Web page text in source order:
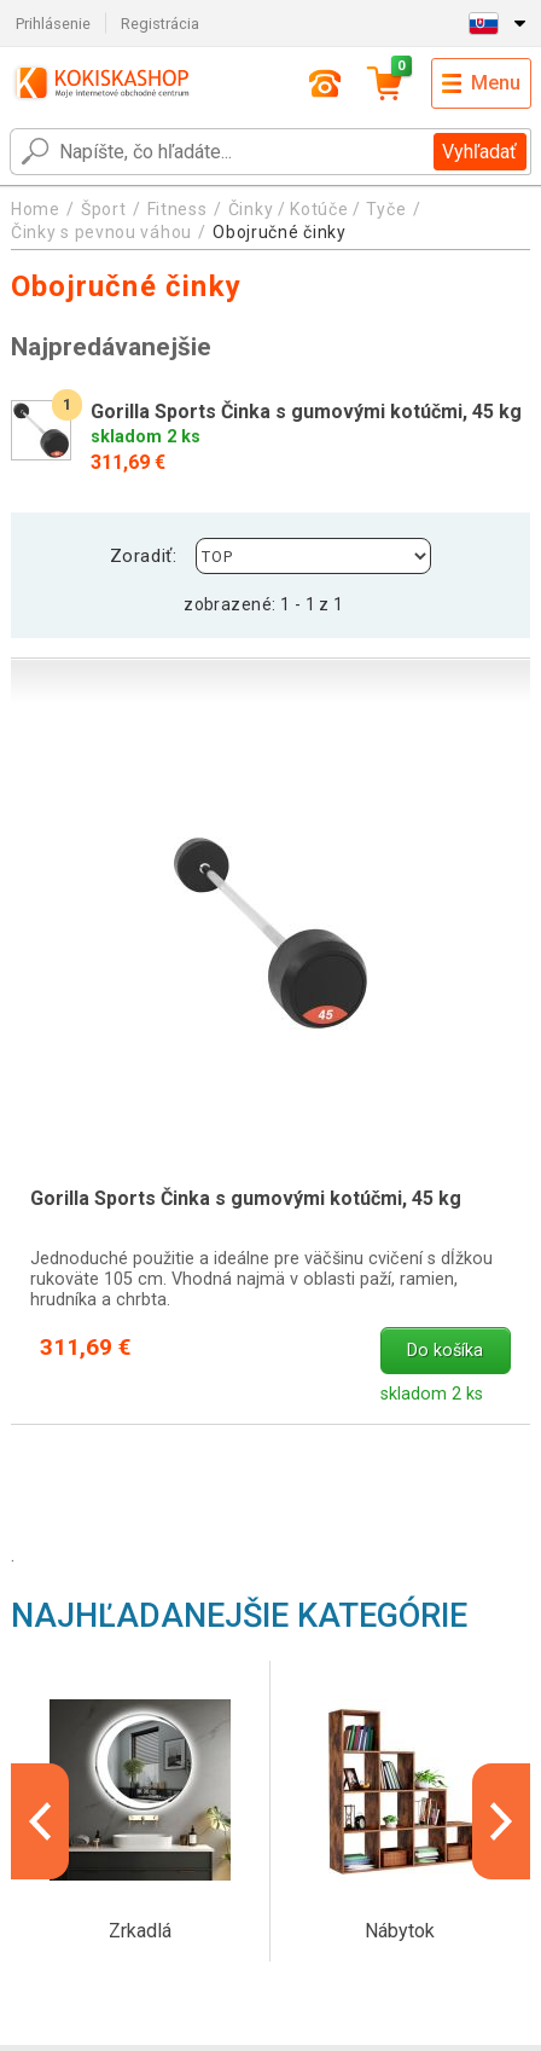
Prihlásenie Registrácia
Vyhľadať
0
Menu
Home Šport Fitness
Činky / Kotúče / Tyče
Činky s pevnou váhou
Obojručné činky
Obojručné činky
Najpredávanejšie
1 Gorilla Sports Činka s gumovými kotúčmi, 45 kg
skladom 2 ks
311,69 €
Zoradiť:
zobrazené: 1 - 1 z 1
Gorilla Sports Činka s gumovými kotúčmi, 45 kg
Jednoduché použitie a ideálne pre väčšinu cvičení s dĺžkou
rukoväte 105 cm. Vhodná najmä v oblasti paží, ramien,
hrudníka a chrbta.
311,69 € Do košíka
skladom 2 ks
.
NAJHĽADANEJŠIE KATEGÓRIE
Zrkadlá Nábytok